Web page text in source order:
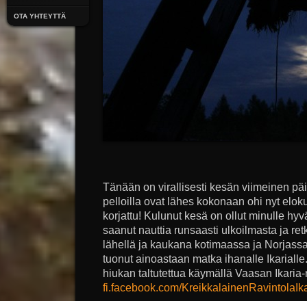
OTA YHTEYTTÄ
Tänään on virallisesti kesän viimeinen
pelloilla ovat lähes kokonaan ohi nyt
korjattu! Kulunut kesä on ollut minulle
saanut nauttia runsaasti ulkoilmasta ja
lähellä ja kaukana kotimaassa ja
tuonut ainoastaan matka ihanalle
hiukan taltutettua käymällä Vaasan
fi.facebook.com/